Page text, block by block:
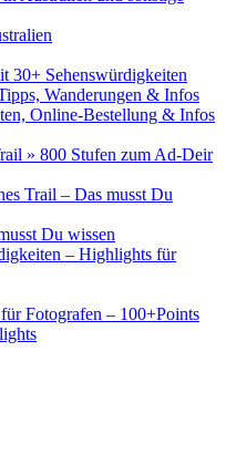
30+ Sehenswürdigkeiten
Wanderungen & Infos
Online-Bestellung & Infos
» 800 Stufen zum Ad-Deir
Trail – Das musst Du
Du wissen
– Highlights für
Fotografen – 100+Points